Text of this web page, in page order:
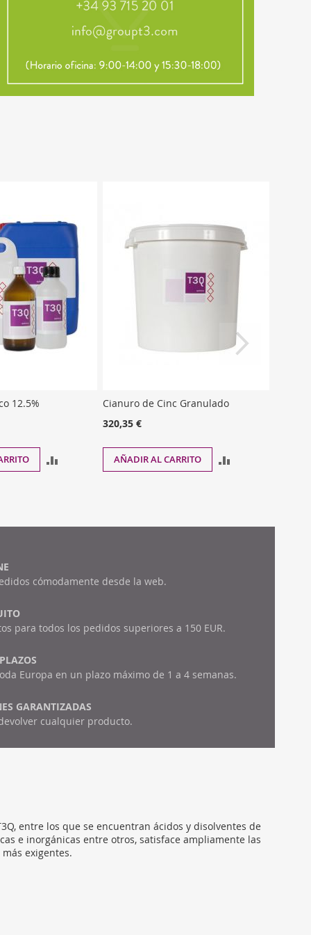
12.5%
Cianuro de Cinc Granulado
320,35 €
AÑADIR AL CARRITO
cómodamente desde la web.
para todos los pedidos superiores a 150 EUR.
Europa en un plazo máximo de 1 a 4 semanas.
GARANTIZADAS
cualquier producto.
entre los que se encuentran ácidos y disolventes de
e inorgánicas entre otros, satisface ampliamente las
exigentes.